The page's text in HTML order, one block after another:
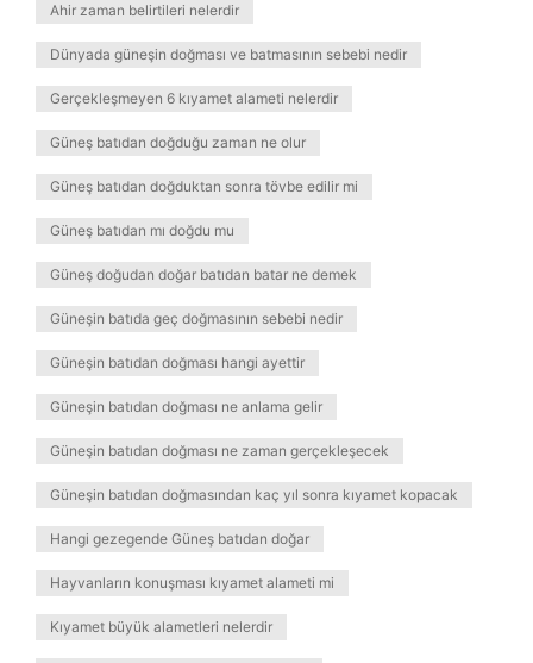
Ahir zaman belirtileri nelerdir
Dünyada güneşin doğması ve batmasının sebebi nedir
Gerçekleşmeyen 6 kıyamet alameti nelerdir
Güneş batıdan doğduğu zaman ne olur
Güneş batıdan doğduktan sonra tövbe edilir mi
Güneş batıdan mı doğdu mu
Güneş doğudan doğar batıdan batar ne demek
Güneşin batıda geç doğmasının sebebi nedir
Güneşin batıdan doğması hangi ayettir
Güneşin batıdan doğması ne anlama gelir
Güneşin batıdan doğması ne zaman gerçekleşecek
Güneşin batıdan doğmasından kaç yıl sonra kıyamet kopacak
Hangi gezegende Güneş batıdan doğar
Hayvanların konuşması kıyamet alameti mi
Kıyamet büyük alametleri nelerdir